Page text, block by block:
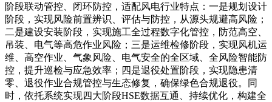
阶段联动管控、闭环防控，适配风电行业特点：一是规划设计
阶段，实现风险前置辨识、评估与防控，从源头规避高风险；
二是建设安装阶段，实现施工全过程数字化管控，防范高空、
吊装、电气等高危作业风险；三是运维检修阶段，实现风机运
维、高空作业、气象风险、电气安全的全区域、全风险智能防
控，提升巡检与应急效率；四是退役处置阶段，实现隐患清
零、退役作业合规管控与生态修复，确保绿色合规退役。同
时，依托系统实现四大阶段HSE数据互通、持续优化，构建全